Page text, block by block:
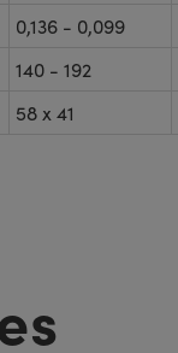
0,136 - 0,099
140 - 192
58 x 41